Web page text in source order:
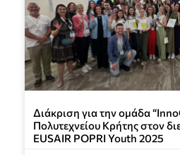
Διάκριση για την ομάδα
Πολυτεχνείου Κρήτης στον
EUSAIR POPRI Youth 2025